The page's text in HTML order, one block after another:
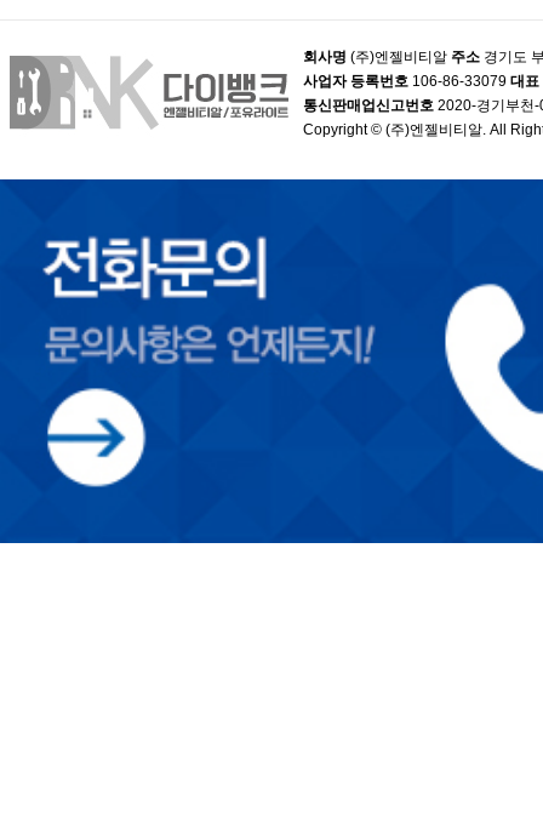
회사명 (주)엔젤비티알 주소 경기도
사업자 등록번호 106-86-33079 대표
통신판매업신고번호 2020-경기부천
Copyright © (주)엔젤비티알. All